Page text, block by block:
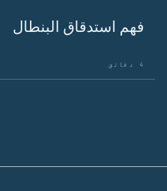
فهم استدقاق البنطال
4 دقائق